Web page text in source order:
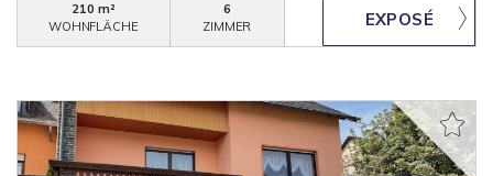
210 m²
WOHNFLÄCHE
6
ZIMMER